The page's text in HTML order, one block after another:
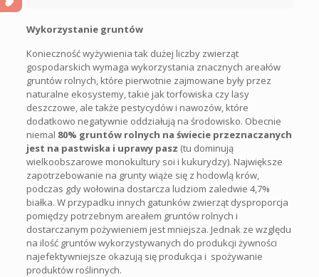
Wykorzystanie gruntów
Konieczność wyżywienia tak dużej liczby zwierząt
gospodarskich wymaga wykorzystania znacznych areałów
gruntów rolnych, które pierwotnie zajmowane były przez
naturalne ekosystemy, takie jak torfowiska czy lasy
deszczowe, ale także pestycydów i nawozów, które
dodatkowo negatywnie oddziałują na środowisko. Obecnie
niemal 80% gruntów rolnych na świecie przeznaczanych
jest na pastwiska i uprawy pasz (tu dominują
wielkoobszarowe monokultury soi i kukurydzy). Największe
zapotrzebowanie na grunty wiąże się z hodowlą krów,
podczas gdy wołowina dostarcza ludziom zaledwie 4,7%
białka. W przypadku innych gatunków zwierząt dysproporcja
pomiędzy potrzebnym areałem gruntów rolnych i
dostarczanym pożywieniem jest mniejsza. Jednak ze względu
na ilość gruntów wykorzystywanych do produkcji żywności
najefektywniejsze okazują się produkcja i spożywanie
produktów roślinnych.